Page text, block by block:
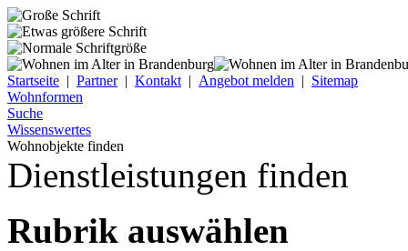
Startseite | Partner| Kontakt | Angebot melden | Sitemap
Wohnformen
Suche
Wissenswertes
Wohnobjekte finden
Dienstleistungen finden
Rubrik auswählen